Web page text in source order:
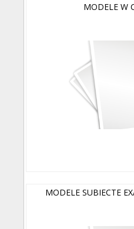
MODELE W
MODELE SUBIECTE